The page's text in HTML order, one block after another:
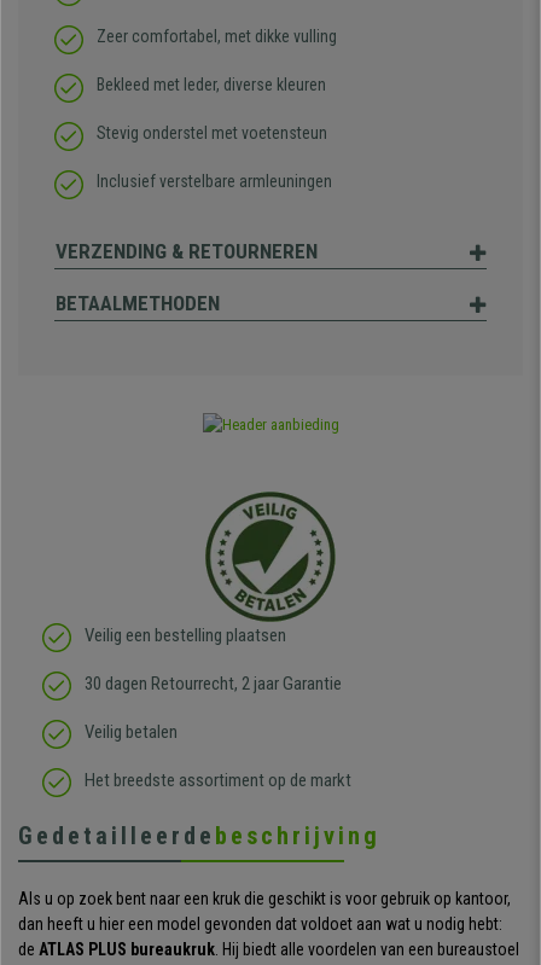
Zeer comfortabel, met dikke vulling
Bekleed met leder, diverse kleuren
Stevig onderstel met voetensteun
Inclusief verstelbare armleuningen
VERZENDING & RETOURNEREN
BETAALMETHODEN
Veilig een bestelling plaatsen
30 dagen Retourrecht, 2 jaar Garantie
Veilig betalen
Het breedste assortiment op de markt
Gedetailleerde beschrijving
Als u op zoek bent naar een kruk die geschikt is voor gebruik op kantoor,
dan heeft u hier een model gevonden dat voldoet aan wat u nodig hebt:
de ATLAS PLUS bureaukruk. Hij biedt alle voordelen van een bureaustoel